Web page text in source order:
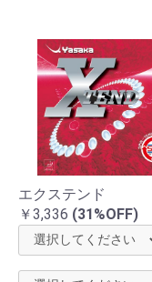
エクステンド
￥3,336 (31%OFF)